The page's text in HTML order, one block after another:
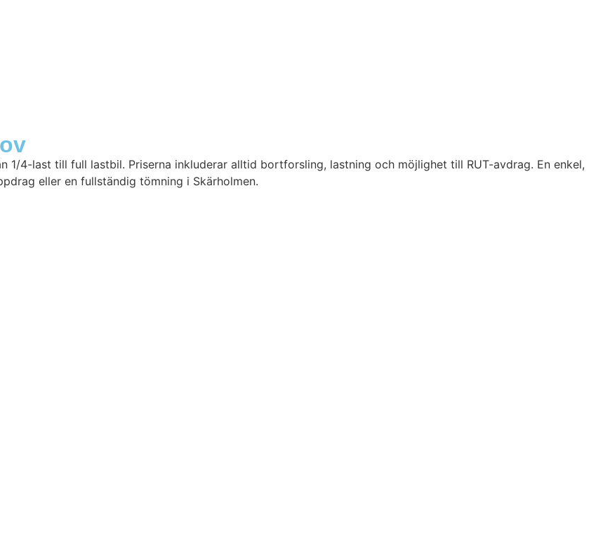
1/4-last till full lastbil. Priserna inkluderar alltid bortforsling, lastning och möjlighet till RUT-avdrag. En enkel,
eller en fullständig tömning i Skärholmen.